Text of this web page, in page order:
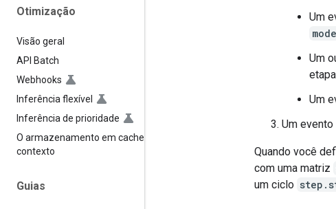
Otimização
Visão geral
API Batch
Webhooks
Inferência flexível
Inferência de prioridade
O armazenamento em cache de
contexto
Guias
Um
Um
Um
Um evento
Quando você
com uma matriz
um ciclo